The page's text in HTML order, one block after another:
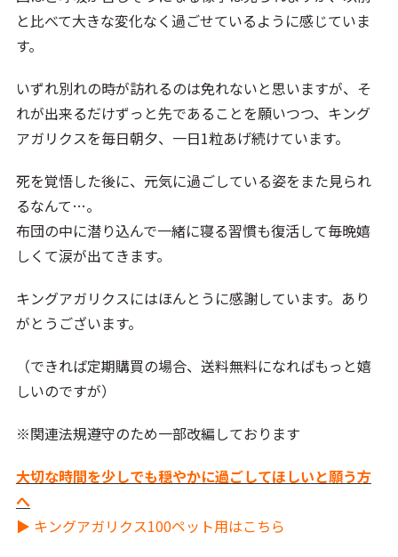
と比べて大きな変化なく過ごせているように感じていま
す。
いずれ別れの時が訪れるのは免れないと思いますが、そ
れが出来るだけずっと先であることを願いつつ、キング
アガリクスを毎日朝夕、一日1粒あげ続けています。
死を覚悟した後に、元気に過ごしている姿をまた見られ
るなんて…。
布団の中に潜り込んで一緒に寝る習慣も復活して毎晩嬉
しくて涙が出てきます。
キングアガリクスにはほんとうに感謝しています。あり
がとうございます。
（できれば定期購買の場合、送料無料になればもっと嬉
しいのですが）
※関連法規遵守のため一部改編しております
大切な時間を少しでも穏やかに過ごしてほしいと願う方
へ
▶ キングアガリクス100ペット用はこちら